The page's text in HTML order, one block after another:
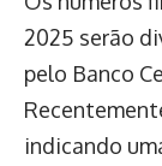
2025 serão
pelo Banco
indicando